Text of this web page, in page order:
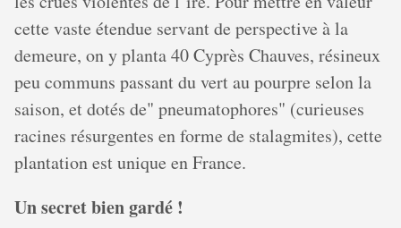
cette vaste étendue servant de perspective à la
demeure, on y planta 40 Cyprès Chauves, résineux
peu communs passant du vert au pourpre selon la
saison, et dotés de" pneumatophores" (curieuses
racines résurgentes en forme de stalagmites), cette
plantation est unique en France.
Un secret bien gardé !